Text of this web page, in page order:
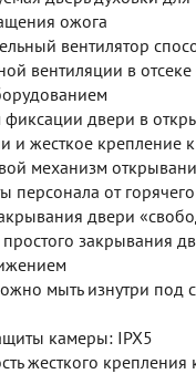
ожога
вентилятор
вентиляции в отсеке
двери в
и жесткое крепление
механизм
персонала от
двери
закрывания
мыть изнутри под
камеры: IPX5
жесткого крепления